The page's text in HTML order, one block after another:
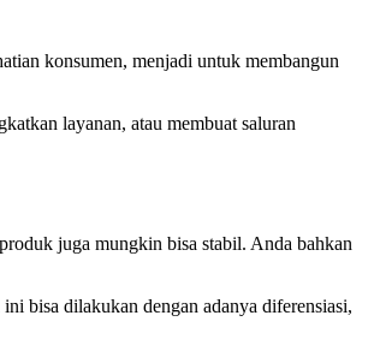
konsumen, menjadi untuk membangun
layanan, atau membuat saluran
juga mungkin bisa stabil. Anda bahkan
bisa dilakukan dengan adanya diferensiasi,